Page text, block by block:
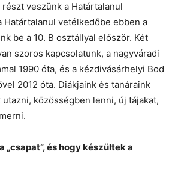
veszünk a Határtalanul
Határtalanul vetélkedőbe ebben a
be a 10. B osztállyal először. Két
szoros kapcsolatunk, a nagyváradi
1990 óta, és a kézdivásárhelyi Bod
2012 óta. Diákjaink és tanáraink
közösségben lenni, új tájakat,
„csapat”, és hogy készültek a